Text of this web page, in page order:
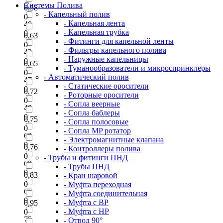
0
40
0
42
0
47
0
48
0
60
0
63
0
66
0
75
0,58
0
0,63
0
0,65
0
0,72
0
0,75
0
0,76
0
0,83
0
0,95
0
Системы Полива
- Капельный полив
- Капельная лента
- Капельная трубка
- Фитинги для капельной ленты
- Фильтры капельного полива
- Наружные капельницы
- Туманообразователи и микроспринклеры
- Автоматический полив
- Статические оросители
- Роторные оросители
- Сопла веерные
- Сопла баблеры
- Сопла полосовые
- Сопла MP ротатор
- Электромагнитные клапана
- Контроллеры полива
- Трубы и фитинги ПНД
- Трубы ПНД
- Кран шаровой
- Муфта переходная
- Муфта соединительная
- Муфта с ВР
- Муфта с НР
- Отвод 90°